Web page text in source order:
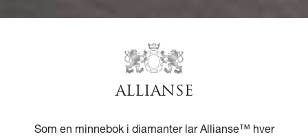
ALLIANSE
Som en minnebok i diamanter lar Allianse™ hver